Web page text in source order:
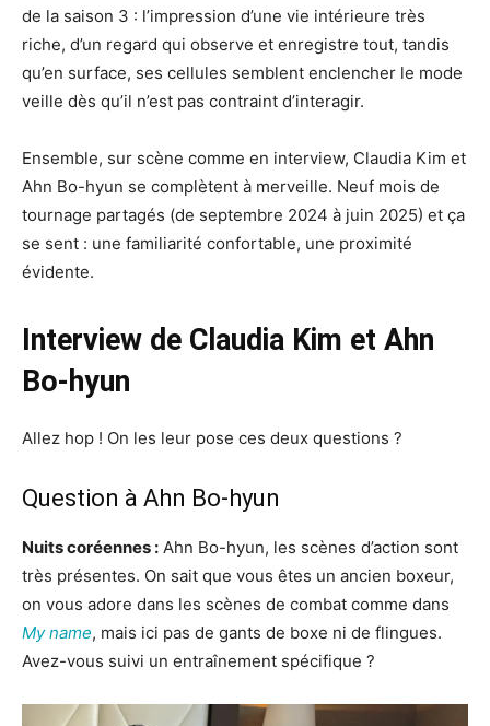
de la saison 3 : l’impression d’une vie intérieure très
riche, d’un regard qui observe et enregistre tout, tandis
qu’en surface, ses cellules semblent enclencher le mode
veille dès qu’il n’est pas contraint d’interagir.
Ensemble, sur scène comme en interview, Claudia Kim et
Ahn Bo-hyun se complètent à merveille. Neuf mois de
tournage partagés (de septembre 2024 à juin 2025) et ça
se sent : une familiarité confortable, une proximité
évidente.
Interview de Claudia Kim et Ahn
Bo-hyun
Allez hop ! On les leur pose ces deux questions ?
Question à Ahn Bo-hyun
Nuits coréennes : Ahn Bo-hyun, les scènes d’action sont
très présentes. On sait que vous êtes un ancien boxeur,
on vous adore dans les scènes de combat comme dans
My name, mais ici pas de gants de boxe ni de flingues.
Avez-vous suivi un entraînement spécifique ?